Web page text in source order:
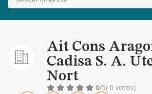
Ait Cons
Cadisa S. A.
Nort
0/5( 0 votos)